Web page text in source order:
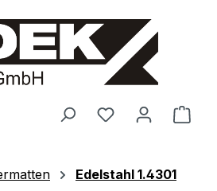
Edelstahl 1.4301